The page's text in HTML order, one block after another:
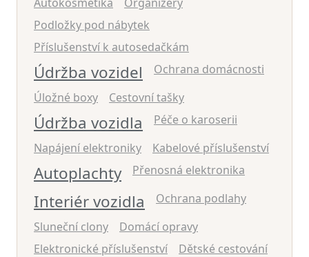
Podložky pod nábytek
Příslušenství k autosedačkám
Údržba vozidel
Ochrana domácnosti
Úložné boxy
Cestovní tašky
Údržba vozidla
Péče o karoserii
Napájení elektroniky
Kabelové příslušenství
Autoplachty Přenosná elektronika
Interiér vozidla
Ochrana podlahy
Sluneční clony
Domácí opravy
Elektronické příslušenství
Dětské cestování